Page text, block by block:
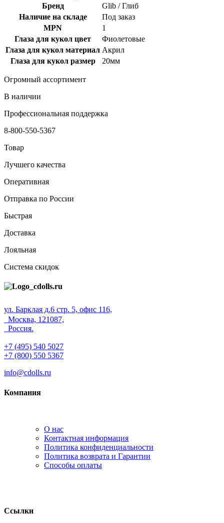
Бренд
Glib / Глиб
Наличие на складе
Под заказ
MPN
1
Глаза для кукол цвет
Фиолетовые
Глаза для кукол материал Акрил
Глаза для кукол размер
20мм
Огромный ассортимент
В наличии
Профессиональная поддержка
8-800-550-5367
Товар
Лучшего качества
Оперативная
Отправка по России
Быстрая
Доставка
Лояльная
Система скидок
ул. Барклая д.6 стр. 5, офис 116,
Москва, 121087,
Россия.
+7 (495) 540 5027
+7 (800) 550 5367
info@cdolls.ru
Компания
О нас
Контактная информация
Политика конфиденциальности
Политика возврата и Гарантии
Способы оплаты
Ссылки